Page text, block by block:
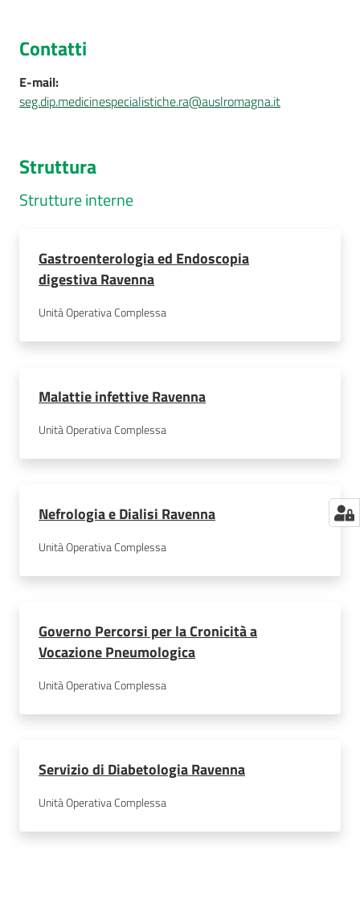
Contatti
E-mail:
seg.dip.medicinespecialistiche.ra@auslromagna.it
Struttura
Strutture interne
Gastroenterologia ed Endoscopia
digestiva Ravenna
Unità Operativa Complessa
Malattie infettive Ravenna
Unità Operativa Complessa
Nefrologia e Dialisi Ravenna
Unità Operativa Complessa
Governo Percorsi per la Cronicità a
Vocazione Pneumologica
Unità Operativa Complessa
Servizio di Diabetologia Ravenna
Unità Operativa Complessa